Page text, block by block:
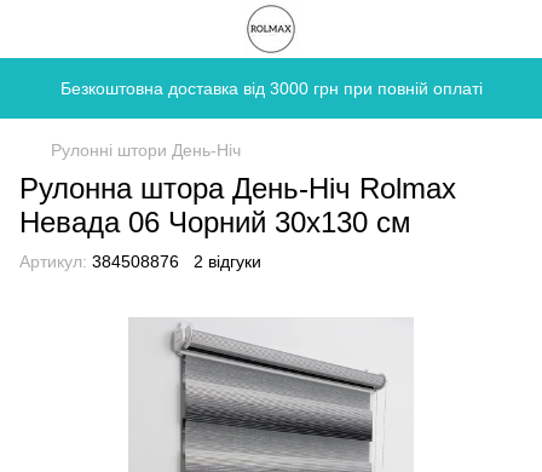
Безкоштовна доставка від 3000 грн при повній оплаті
Рулонні штори День-Ніч
Рулонна штора День-Ніч Rolmax
Невада 06 Чорний 30х130 см
Артикул: 384508876 2 відгуки